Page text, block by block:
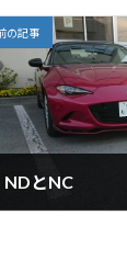
の記事
NDとNC